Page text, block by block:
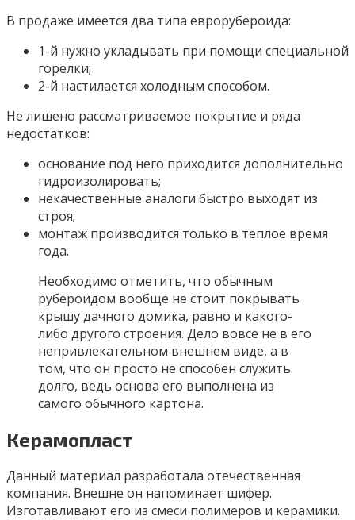
В продаже имеется два типа еврорубероида:
1-й нужно укладывать при помощи специальной
горелки;
2-й настилается холодным способом.
Не лишено рассматриваемое покрытие и ряда
недостатков:
основание под него приходится дополнительно
гидроизолировать;
некачественные аналоги быстро выходят из
строя;
монтаж производится только в теплое время
года.
Необходимо отметить, что обычным
рубероидом вообще не стоит покрывать
крышу дачного домика, равно и какого-
либо другого строения. Дело вовсе не в его
непривлекательном внешнем виде, а в
том, что он просто не способен служить
долго, ведь основа его выполнена из
самого обычного картона.
Керамопласт
Данный материал разработала отечественная
компания. Внешне он напоминает шифер.
Изготавливают его из смеси полимеров и керамики.